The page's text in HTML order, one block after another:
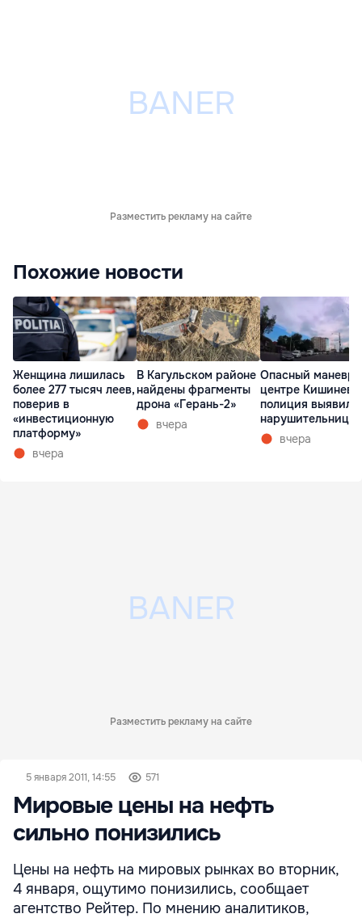
Разместить рекламу на сайте
Похожие новости
Женщина лишилась
более 277 тысяч леев,
поверив в
«инвестиционную
платформу»
вчера
В Кагульском районе
найдены фрагменты
дрона «Герань-2»
вчера
Опасный маневр
центре Кишинева:
полиция выявила
нарушительницу
вчера
Разместить рекламу на сайте
5 января 2011, 14:55 571
Мировые цены на нефть
сильно понизились
Цены на нефть на мировых рынках во вторник,
4 января, ощутимо понизились, сообщает
агентство Рейтер. По мнению аналитиков,